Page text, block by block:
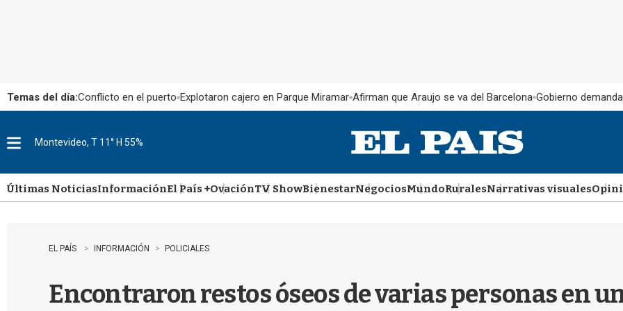
Temas del día:Conflicto en el puerto Explotaron cajero en Parque Miramar Afirman que Araujo se va del Barcelona Gobierno
u
Montevideo, T 11° H 55%
Últimas NoticiasInformaciónEl País +OvaciónTV ShowBienestarNegociosMundoRuralesNarrativas visuales
EL PAÍS INFORMACIÓN POLICIALES
Encontraron restos óseos de varias personas en